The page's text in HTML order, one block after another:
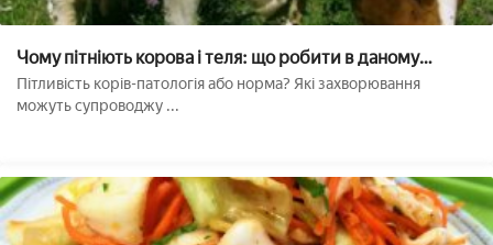
Чому пітніють корова і теля: що робити в даному
випадку
Пітливість корів-патологія або норма? Які захворювання
можуть супроводжу ...